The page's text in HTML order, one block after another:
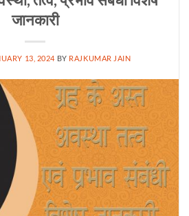
जानकारी
13, 2024 BY RAJKUMAR JAIN